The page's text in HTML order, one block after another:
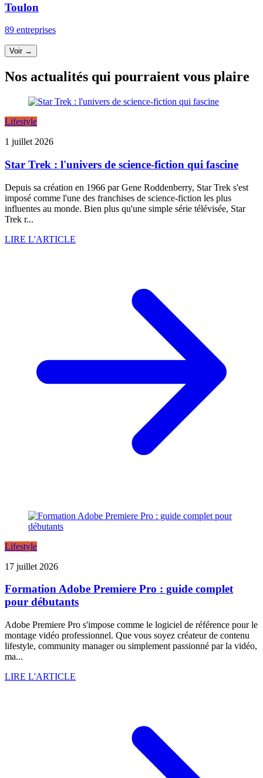
Toulon
89 entreprises
Voir →
Nos actualités qui pourraient vous plaire
Lifestyle
1 juillet 2026
Star Trek : l'univers de science-fiction qui fascine
Depuis sa création en 1966 par Gene Roddenberry, Star Trek s'est
imposé comme l'une des franchises de science-fiction les plus
influentes au monde. Bien plus qu'une simple série télévisée, Star
Trek r...
LIRE L'ARTICLE
Lifestyle
17 juillet 2026
Formation Adobe Premiere Pro : guide complet
pour débutants
Adobe Premiere Pro s'impose comme le logiciel de référence pour le
montage vidéo professionnel. Que vous soyez créateur de contenu
lifestyle, community manager ou simplement passionné par la vidéo,
ma...
LIRE L'ARTICLE